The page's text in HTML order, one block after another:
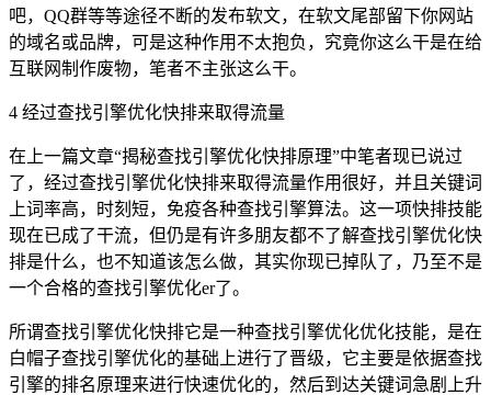
吧，QQ群等等途径不断的发布软文，在软文尾部留下你网站
的域名或品牌，可是这种作用不太抱负，究竟你这么干是在给
互联网制作废物，笔者不主张这么干。
4 经过查找引擎优化快排来取得流量
在上一篇文章“揭秘查找引擎优化快排原理”中笔者现已说过
了，经过查找引擎优化快排来取得流量作用很好，并且关键词
上词率高，时刻短，免疫各种查找引擎算法。这一项快排技能
现在已成了干流，但仍是有许多朋友都不了解查找引擎优化快
排是什么，也不知道该怎么做，其实你现已掉队了，乃至不是
一个合格的查找引擎优化er了。
所谓查找引擎优化快排它是一种查找引擎优化优化技能，是在
白帽子查找引擎优化的基础上进行了晋级，它主要是依据查找
引擎的排名原理来进行快速优化的，然后到达关键词急剧上升